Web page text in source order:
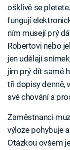
ošklivě se
fungují
ním musejí prý
Robertovi nebo
jen udělají
jim prý dít samé
tři dopisy denně,
své chování a
Zaměstnanci
výloze pohybuje
Otázkou ovšem